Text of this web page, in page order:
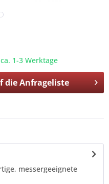
1-3 Werktage
dieAnfrageliste
messergeeignete